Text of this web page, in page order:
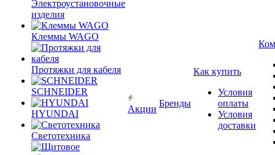
Электроустановочные
изделия
Клеммы WAGO
Протяжки для кабеля
SCHNEIDER
HYUNDAI
Светотехника
Акции
Бренды
Как купить
Условия
оплаты
Условия
доставки